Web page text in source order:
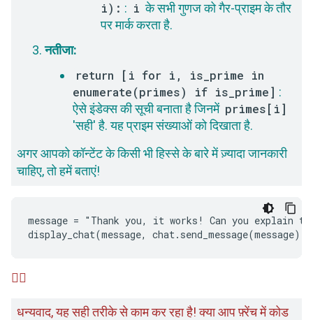
i): : i के सभी गुणज को गैर-प्राइम के तौर
पर मार्क करता है.
नतीजा:
return [i for i, is_prime in
enumerate(primes) if is_prime] :
ऐसे इंडेक्स की सूची बनाता है जिनमें primes[i]
'सही' है. यह प्राइम संख्याओं को दिखाता है.
अगर आपको कॉन्टेंट के किसी भी हिस्से के बारे में ज़्यादा जानकारी
चाहिए, तो हमें बताएं!
message = "Thank you, it works! Can you explain
🙋‍♂️
धन्यवाद, यह सही तरीके से काम कर रहा है! क्या आप फ़्रेंच में कोड